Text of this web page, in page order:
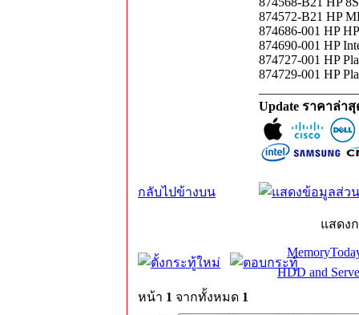
874572-B21 HP
874686-001 HP
874690-001 HP
874727-001 HP
874729-001 HP
Update ราคาล่า
กลับไปข้างบน
แสดง
HDD and
หน้า 1 จากทั้งหมด 1